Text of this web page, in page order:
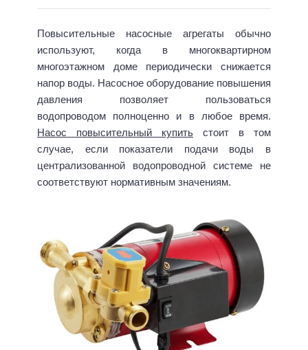
Повысительные насосные агрегаты обычно
используют, когда в многоквартирном
многоэтажном доме периодически снижается
напор воды. Насосное оборудование повышения
давления позволяет пользоваться
водопроводом полноценно и в любое время.
Насос повысительный купить стоит в том
случае, если показатели подачи воды в
централизованной водопроводной системе не
соответствуют нормативным значениям.